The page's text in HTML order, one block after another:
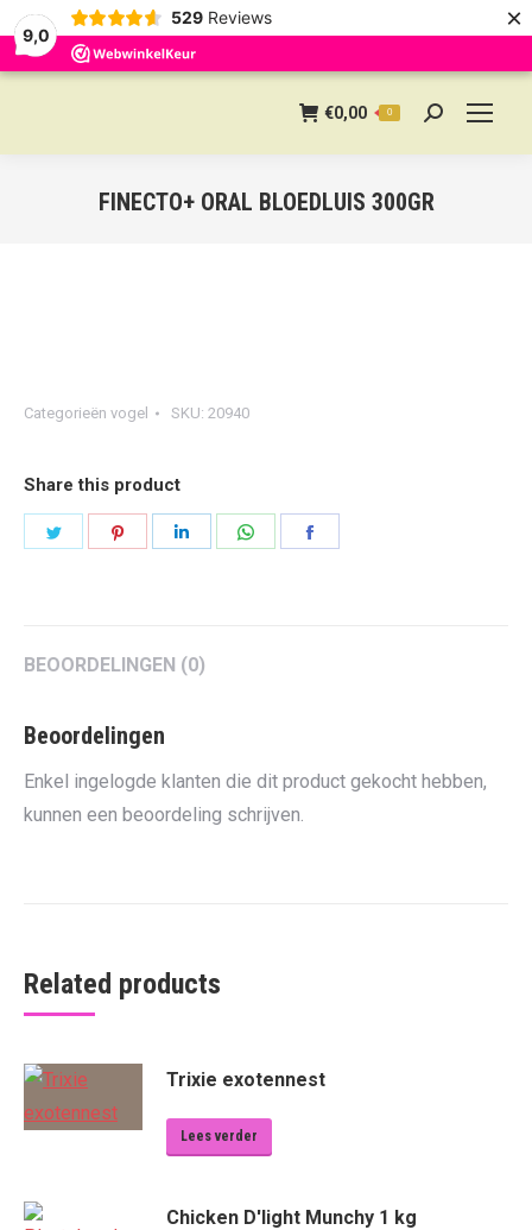
9,0
529 Reviews ×
€0,00 0 Search:
FINECTO+ ORAL BLOEDLUIS 300GR
Categorieën vogel SKU: 20940
Share this product
BEOORDELINGEN (0)
Beoordelingen
Enkel ingelogde klanten die dit product gekocht hebben,
kunnen een beoordeling schrijven.
Related products
Trixie exotennest
Lees verder
Chicken D'light Munchy 1 kg